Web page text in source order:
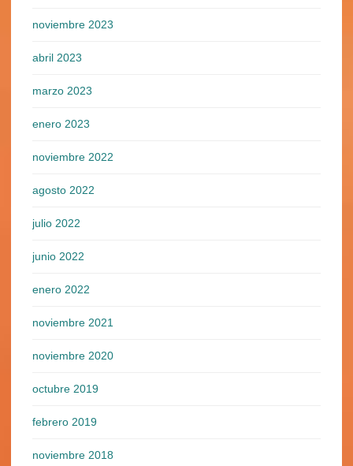
noviembre 2023
abril 2023
marzo 2023
enero 2023
noviembre 2022
agosto 2022
julio 2022
junio 2022
enero 2022
noviembre 2021
noviembre 2020
octubre 2019
febrero 2019
noviembre 2018